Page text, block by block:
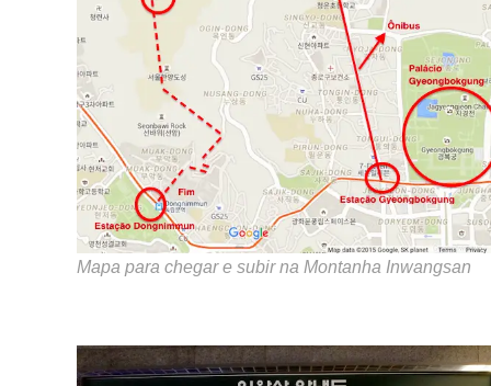
Mapa para chegar e subir na Montanha Inwangsan